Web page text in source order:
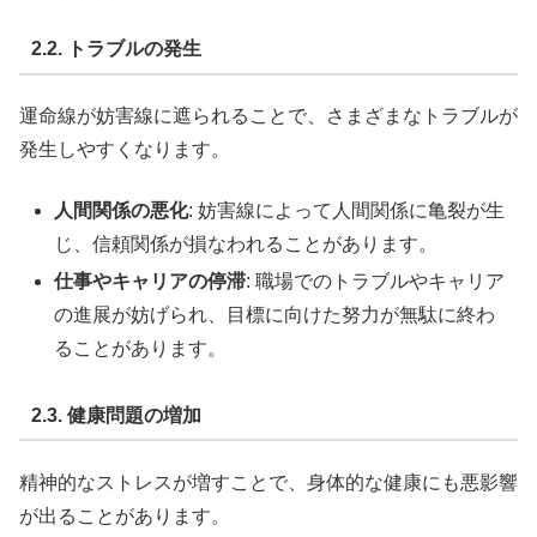
2.2. トラブルの発生
運命線が妨害線に遮られることで、さまざまなトラブルが
発生しやすくなります。
人間関係の悪化: 妨害線によって人間関係に亀裂が生
じ、信頼関係が損なわれることがあります。
仕事やキャリアの停滞: 職場でのトラブルやキャリア
の進展が妨げられ、目標に向けた努力が無駄に終わ
ることがあります。
2.3. 健康問題の増加
精神的なストレスが増すことで、身体的な健康にも悪影響
が出ることがあります。